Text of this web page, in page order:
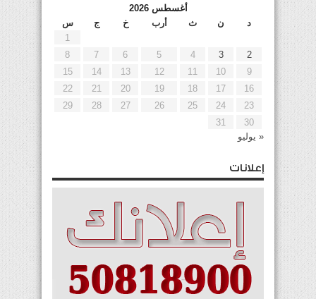
أغسطس 2026
د
ن ث أرب خ ج
س
1
2
3
4
5
6
7
8
9
10
11
12
13
14
15
16
17
18
19
20
21
22
23
24
25
26
27
28
29
30
31
« يوليو
إعلانات